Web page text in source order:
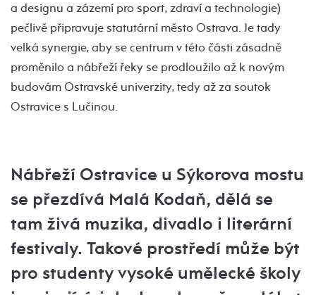
a designu a zázemí pro sport, zdraví a technologie)
pečlivě připravuje statutární město Ostrava. Je tady
velká synergie, aby se centrum v této části zásadně
proměnilo a nábřeží řeky se prodloužilo až k novým
budovám Ostravské univerzity, tedy až za soutok
Ostravice s Lučinou.
Nábřeží Ostravice u Sýkorova mostu
se přezdívá Malá Kodaň, dělá se
tam živá muzika, divadlo i literární
festivaly. Takové prostředí může být
pro studenty vysoké umělecké školy